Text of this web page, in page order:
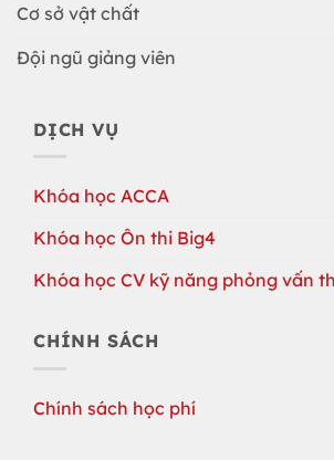
Cơ sở vật chất
Đội ngũ giảng viên
DỊCH VỤ
Khóa học ACCA
Khóa học Ôn thi Big4
Khóa học CV kỹ năng phỏng vấn
CHÍNH SÁCH
Chính sách học phí